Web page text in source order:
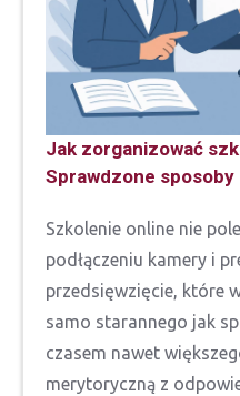
Jak zorganizować
Sprawdzone sposoby
Szkolenie online nie
podłączeniu kamery i
przedsięwzięcie, które
samo starannego jak
czasem nawet
merytoryczną z